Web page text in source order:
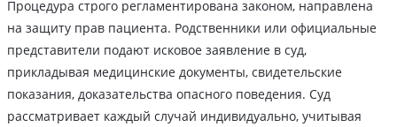
Процедура строго регламентирована законом, направлена
на защиту прав пациента. Родственники или официальные
представители подают исковое заявление в суд,
прикладывая медицинские документы, свидетельские
показания, доказательства опасного поведения. Суд
рассматривает каждый случай индивидуально, учитывая